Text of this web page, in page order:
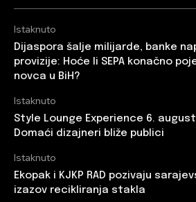
Istaknuto
Dijaspora šalje milijarde, banke
provizije: Hoće li SEPA konačno
novca u BiH?
Istaknuto
Style Lounge Experience 6.
Domaći dizajneri bliže publici
Istaknuto
Ekopak i KJKP RAD pozivaju
izazov recikliranja stakla